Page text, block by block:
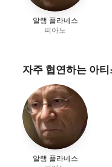
알랭 플라네스
피아노
자주 협연하는 아
알랭 플라네스